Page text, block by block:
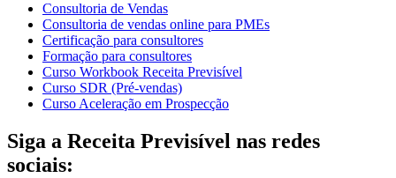
Consultoria de Vendas
Consultoria de vendas online para PMEs
Certificação para consultores
Formação para consultores
Curso Workbook Receita Previsível
Curso SDR (Pré-vendas)
Curso Aceleração em Prospecção
Siga a Receita Previsível nas redes
sociais: